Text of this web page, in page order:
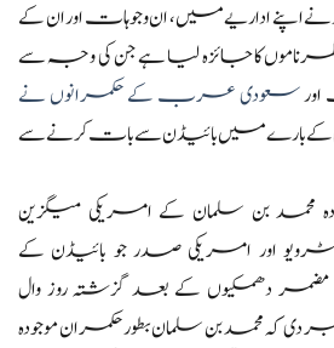
نےاپنے اداریے میں، ان وجوہات اور ان کے
کا جائزہ لیا ہے جن کی وجہ سے
سعودی عرب کے حکمرانوں نے
کے بارے میں بائیڈن سے بات کرنے سے
محمد بن سلمان کے امریکی میگزین
اور امریکی صدر جو بائیڈن کے
دھمکیوں کے بعد گزشتہ روز وال
محمد بن سلمان بطور حکمران موجودہ